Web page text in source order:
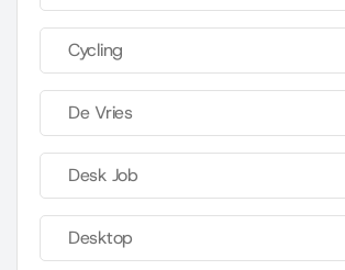
Cycling
De Vries
Desk Job
Desktop